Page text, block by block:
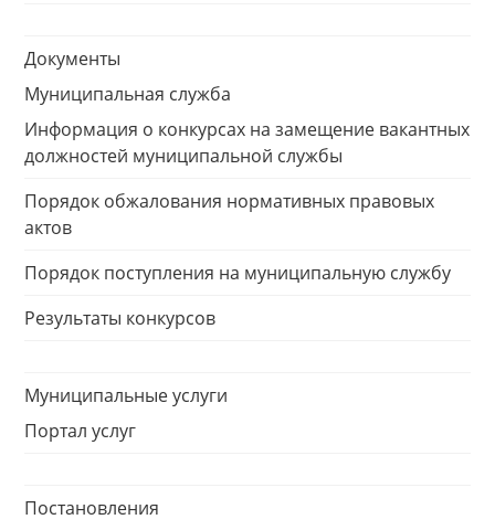
Документы
Муниципальная служба
Информация о конкурсах на замещение вакантных
должностей муниципальной службы
Порядок обжалования нормативных правовых
актов
Порядок поступления на муниципальную службу
Результаты конкурсов
Муниципальные услуги
Портал услуг
Постановления